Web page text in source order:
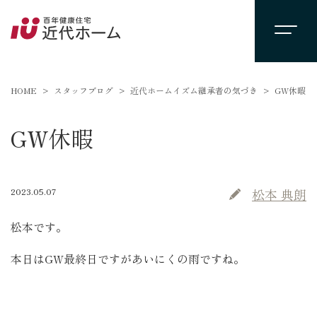
HOME スタッフブログ 近代ホームイズム継承者の気づき GW休暇
GW休暇
2023.05.07 松本 典朗
松本です。
本日はGW最終日ですがあいにくの雨ですね。